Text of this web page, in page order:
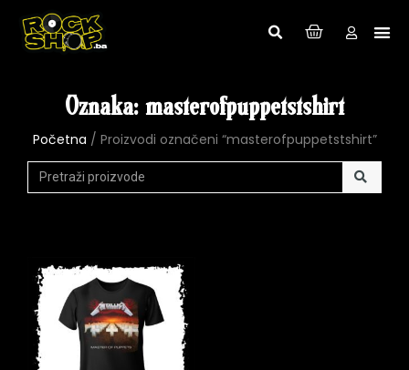
Oznaka: masterofpuppetstshirt
Početna / Proizvodi označeni “masterofpuppetstshirt”